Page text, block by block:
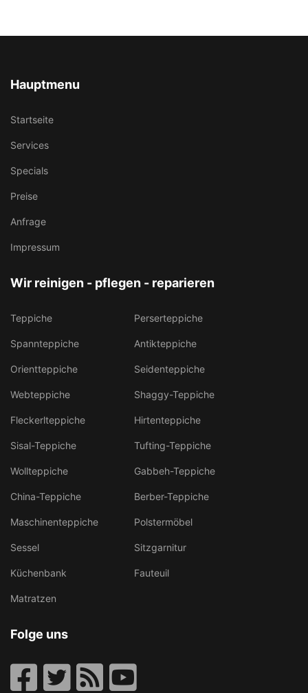
Hauptmenu
Startseite
Services
Specials
Preise
Anfrage
Impressum
Wir reinigen - pflegen - reparieren
Teppiche Perserteppiche
Spannteppiche Antikteppiche
Orientteppiche Seidenteppiche
Webteppiche Shaggy-Teppiche
Fleckerlteppiche Hirtenteppiche
Sisal-Teppiche Tufting-Teppiche
Wollteppiche Gabbeh-Teppiche
China-Teppiche Berber-Teppiche
Maschinenteppiche Polstermöbel
Sessel Sitzgarnitur
Küchenbank Fauteuil
Matratzen
Folge uns